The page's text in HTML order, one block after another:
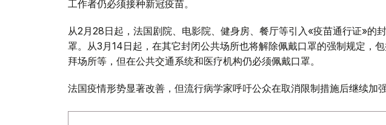
工作者仍必须接种新冠疫苗。
从2月28日起，法国剧院、电影院、健身房、餐厅等引入«疫苗通行证»的
罩。从3月14日起，在其它封闭公共场所也将解除佩戴口罩的强制规定，
拜场所等，但在公共交通系统和医疗机构仍必须佩戴口罩。
法国疫情形势显著改善，但流行病学家呼吁公众在取消限制措施后继续加